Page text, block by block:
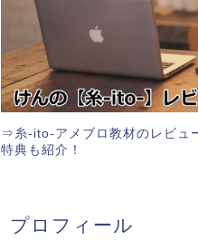
⇒ 糸-ito-アメブロ教材のレビュ
特典も紹介！
プロフィール